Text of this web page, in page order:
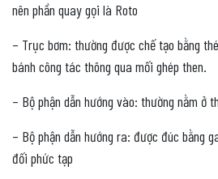
nên phần quay gọi là Roto
– Trục bơm: thường được chế tạo bằng
bánh công tác thông qua mối ghép then.
– Bộ phận dẫn hướng vào: thường nằm ở
– Bộ phận dẫn hướng ra: được đúc bằng
đối phức tạp